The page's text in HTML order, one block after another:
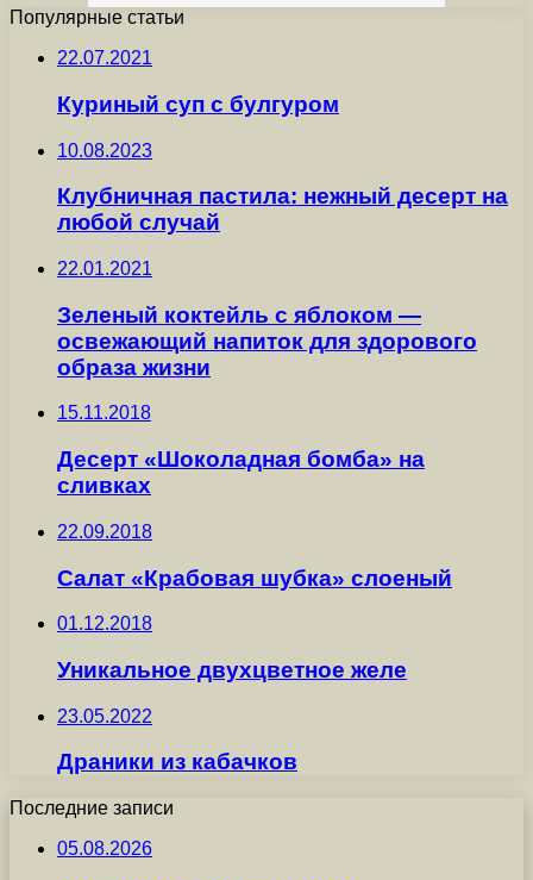
Популярные статьи
22.07.2021
Куриный суп с булгуром
10.08.2023
Клубничная пастила: нежный десерт на
любой случай
22.01.2021
Зеленый коктейль с яблоком —
освежающий напиток для здорового
образа жизни
15.11.2018
Десерт «Шоколадная бомба» на
сливках
22.09.2018
Салат «Крабовая шубка» слоеный
01.12.2018
Уникальное двухцветное желе
23.05.2022
Драники из кабачков
Последние записи
05.08.2026